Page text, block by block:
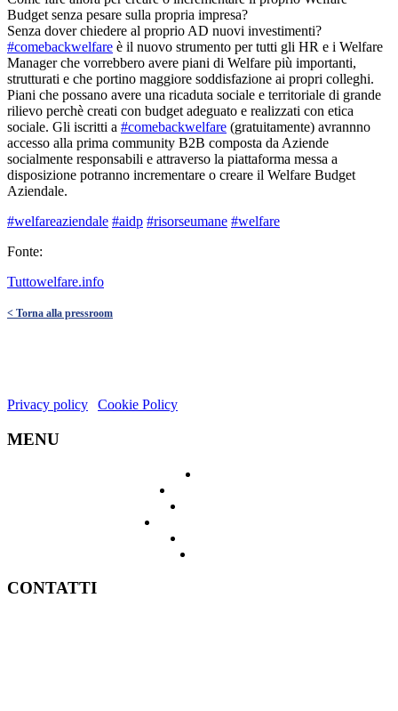
Budget senza pesare sulla propria impresa?
Senza dover chiedere al proprio AD nuovi investimenti?
#comebackwelfare è il nuovo strumento per tutti gli HR e i Welfare
Manager che vorrebbero avere piani di Welfare più importanti,
strutturati e che portino maggiore soddisfazione ai propri colleghi.
Piani che possano avere una ricaduta sociale e territoriale di grande
rilievo perchè creati con budget adeguato e realizzati con etica
sociale. Gli iscritti a #comebackwelfare (gratuitamente) avrannno
accesso alla prima community B2B composta da Aziende
socialmente responsabili e attraverso la piattaforma messa a
disposizione potranno incrementare o creare il Welfare Budget
Aziendale.
#welfareaziendale #aidp #risorseumane #welfare
Fonte:
Tuttowelfare.info
< Torna alla pressroom
Privacy policy
Cookie Policy
MENU
CONTATTI